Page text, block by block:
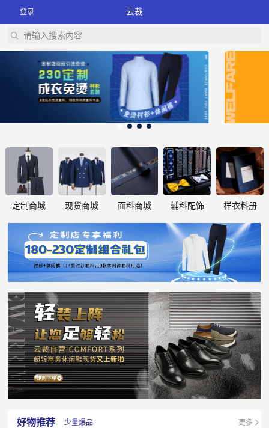
登录 云裁
请输入搜索内容
定制商城 现货商城 面料商城 辅料配饰 样衣料册
好物推荐 少量爆品 更多